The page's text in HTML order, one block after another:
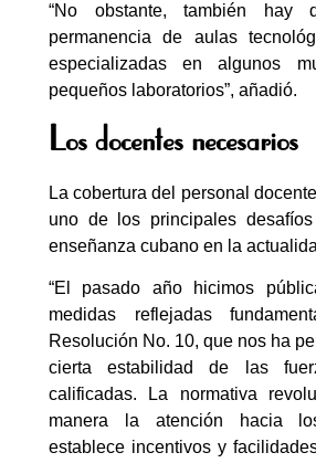
“No obstante, también hay
permanencia de aulas
especializadas en algunos
pequeños laboratorios”, añadió.
Los docentes necesarios
La cobertura del personal
uno de los principales
enseñanza cubano en la
“El pasado año hicimos
medidas reflejadas
Resolución No. 10, que nos ha
cierta estabilidad de las
calificadas. La normativa
manera la atención hacia
establece incentivos y